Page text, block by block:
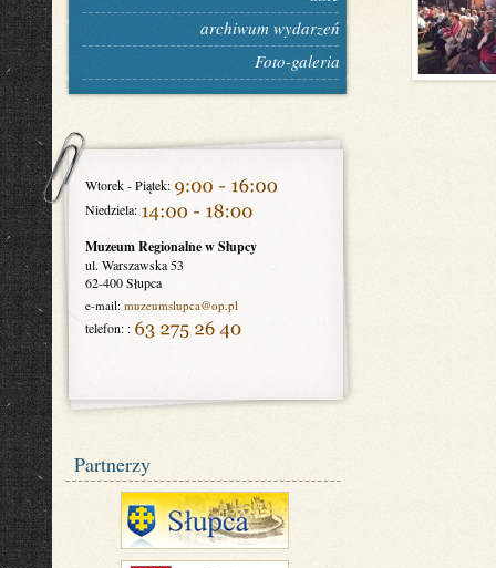
archiwum wydarzeń
Foto-galeria
Wtorek - Piątek:
Niedziela:
Muzeum Regionalne w Słupcy
ul. Warszawska 53
62-400 Słupca
e-mail: muzeumslupca@op.pl
telefon: :
Partnerzy